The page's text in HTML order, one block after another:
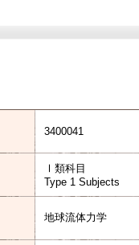
3400041
Ⅰ類科目
Type 1 Subjects
地球流体力学